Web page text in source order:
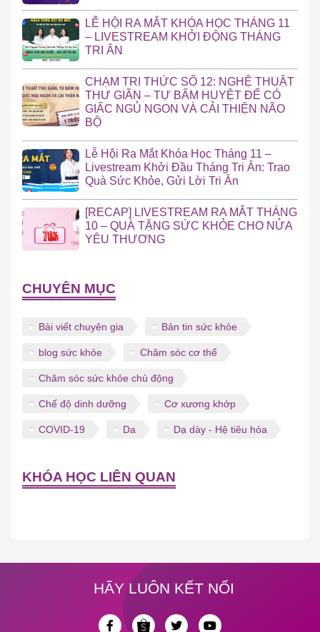
LỄ HỘI RA MẮT KHÓA HỌC THÁNG 11
– LIVESTREAM KHỞI ĐỘNG THÁNG
TRI ÂN
CHẠM TRI THỨC SỐ 12: NGHỆ THUẬT
THƯ GIÃN – TỰ BẤM HUYỆT ĐỂ CÓ
GIẤC NGỦ NGON VÀ CẢI THIỆN NÃO
BỘ
Lễ Hội Ra Mắt Khóa Học Tháng 11 –
Livestream Khởi Đầu Tháng Tri Ân: Trao
Quà Sức Khỏe, Gửi Lời Tri Ân
[RECAP] LIVESTREAM RA MẮT THÁNG
10 – QUÀ TẶNG SỨC KHỎE CHO NỬA
YÊU THƯƠNG
CHUYÊN MỤC
Bài viết chuyên gia Bản tin sức khỏe
blog sức khỏe Chăm sóc cơ thể
Chăm sóc sức khỏe chủ động
Chế độ dinh dưỡng Cơ xương khớp
COVID-19 Da Dạ dày - Hệ tiêu hóa
KHÓA HỌC LIÊN QUAN
HÃY LUÔN KẾT NỐI